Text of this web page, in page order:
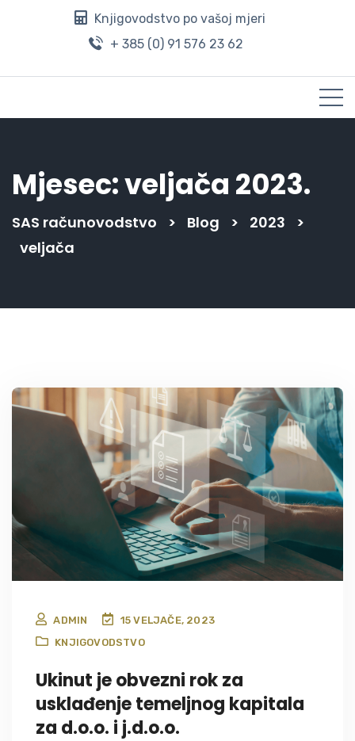
Knjigovodstvo po vašoj mjeri
+ 385 (0) 91 576 23 62
Mjesec:veljača 2023.
SAS računovodstvo > Blog > 2023
>
veljača
ADMIN
15 VELJAČE, 2023
KNJIGOVODSTVO
Ukinut je obvezni rok za
usklađenje temeljnog kapitala
za d.o.o. i j.d.o.o.